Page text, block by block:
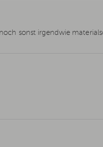
sonst irgendwie